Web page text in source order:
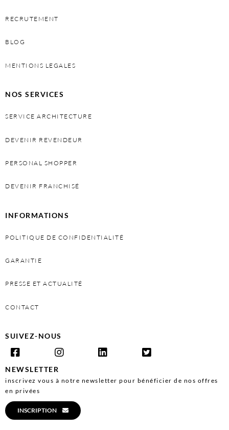
RECRUTEMENT
BLOG
MENTIONS LEGALES
NOS SERVICES
SERVICE ARCHITECTURE
DEVENIR REVENDEUR
PERSONAL SHOPPER
DEVENIR FRANCHISÉ
INFORMATIONS
POLITIQUE DE CONFIDENTIALITÉ
GARANTIE
PRESSE ET ACTUALITÉ
CONTACT
SUIVEZ-NOUS
NEWSLETTER
inscrivez vous à notre newsletter pour bénéficier de nos offres
en privées
INSCRIPTION